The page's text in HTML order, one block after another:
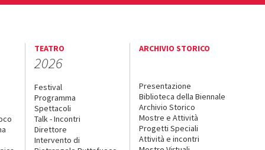
TEATRO
2026
Festival
Programma
Spettacoli
Talk - Incontri
Direttore
Intervento di
ARCHIVIO STORICO
Presentazione
Biblioteca della Biennale
Archivio Storico
Mostre e Attività
Progetti Speciali
Attività e incontri